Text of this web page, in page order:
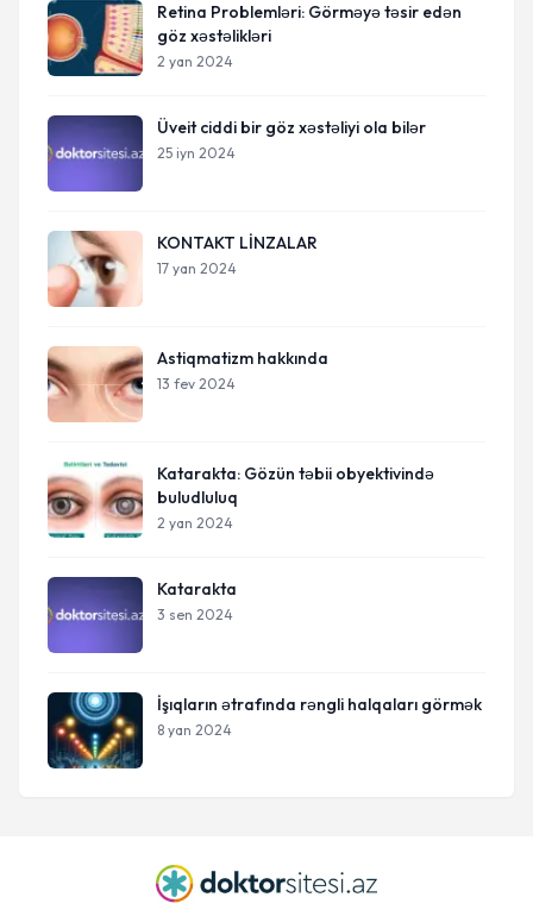
Retina Problemləri: Görməyə təsir edən
göz xəstəlikləri
2 yan 2024
Üveit ciddi bir göz xəstəliyi ola bilər
25 iyn 2024
KONTAKT LİNZALAR
17 yan 2024
Astiqmatizm hakkında
13 fev 2024
Katarakta: Gözün təbii obyektivində
buludluluq
2 yan 2024
Katarakta
3 sen 2024
İşıqların ətrafında rəngli halqaları görmək
8 yan 2024